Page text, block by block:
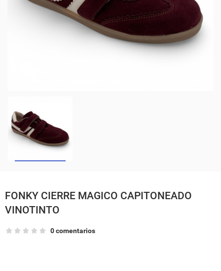
FONKY CIERRE MAGICO CAPITONEADO
VINOTINTO
0 comentarios